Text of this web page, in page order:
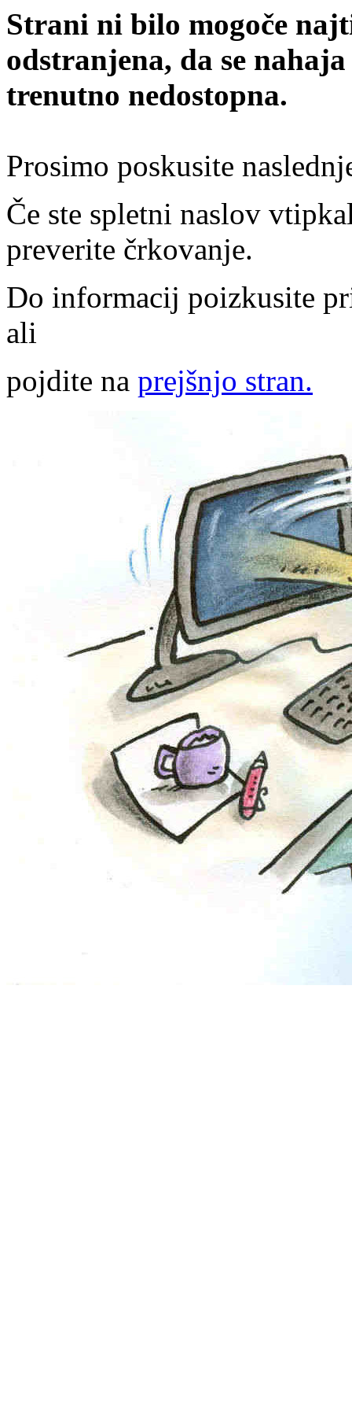
Strani ni bilo mogoče
odstranjena, da se
trenutno nedostopna.
Prosimo poskusite
Če ste spletni naslov
preverite črkovanje.
Do informacij poizkusite
ali
pojdite na prejšnjo stran.